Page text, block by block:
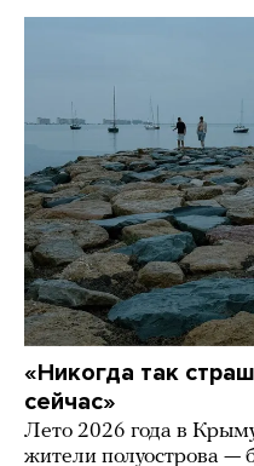
«Никогда так
сейчас»
Лето 2026 года в
жители полуострова —